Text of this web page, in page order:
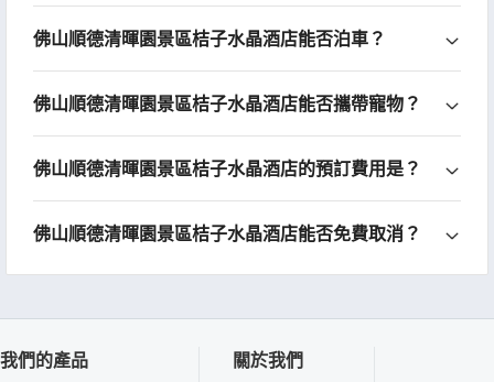
佛山順德清暉園景區桔子水晶酒店能否泊車？
佛山順德清暉園景區桔子水晶酒店能否攜帶寵物？
佛山順德清暉園景區桔子水晶酒店的預訂費用是？
佛山順德清暉園景區桔子水晶酒店能否免費取消？
我們的產品 關於我們